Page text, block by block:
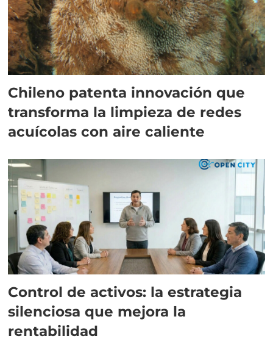
Chileno patenta innovación que
transforma la limpieza de redes
acuícolas con aire caliente
Control de activos: la estrategia
silenciosa que mejora la
rentabilidad